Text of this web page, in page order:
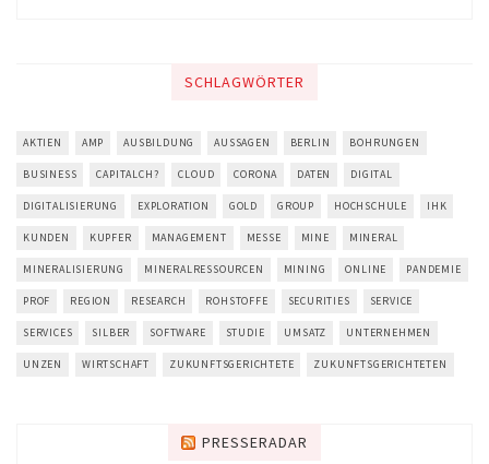
SCHLAGWÖRTER
AKTIEN AMP AUSBILDUNG AUSSAGEN BERLIN BOHRUNGEN
BUSINESS CAPITALCH? CLOUD CORONA DATEN DIGITAL
DIGITALISIERUNG EXPLORATION GOLD GROUP HOCHSCHULE IHK
KUNDEN KUPFER MANAGEMENT MESSE MINE MINERAL
MINERALISIERUNG MINERALRESSOURCEN MINING ONLINE PANDEMIE
PROF REGION RESEARCH ROHSTOFFE SECURITIES SERVICE
SERVICES SILBER SOFTWARE STUDIE UMSATZ UNTERNEHMEN
UNZEN WIRTSCHAFT ZUKUNFTSGERICHTETE ZUKUNFTSGERICHTETEN
PRESSERADAR